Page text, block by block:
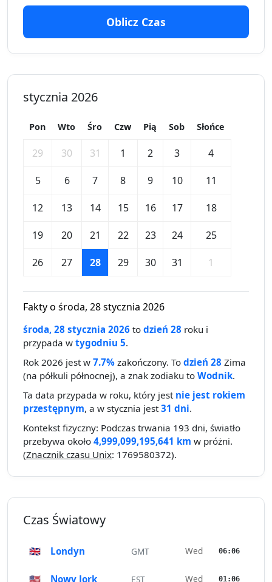
Oblicz Czas
stycznia 2026
Pon Wto Śro Czw Pią Sob Słońce
29 30 31 1 2 3 4
5 6 7 8 9 10 11
12 13 14 15 16 17 18
19 20 21 22 23 24 25
26 27 28 29 30 31 1
Fakty o środa, 28 stycznia 2026
środa, 28 stycznia 2026 to dzień 28 roku i
przypada w tygodniu 5.
Rok 2026 jest w 7.7% zakończony. To dzień 28 Zima
(na półkuli północnej), a znak zodiaku to Wodnik.
Ta data przypada w roku, który jest nie jest rokiem
przestępnym, a w stycznia jest31 dni.
Kontekst fizyczny: Podczas trwania 193 dni, światło
przebywa około 4,999,099,195,641 km w próżni.
(Znacznik czasu Unix: 1769580372).
Czas Światowy
🇬🇧 Londyn GMT Wed 06:06
🇺🇸 Nowy Jork EST Wed 01:06